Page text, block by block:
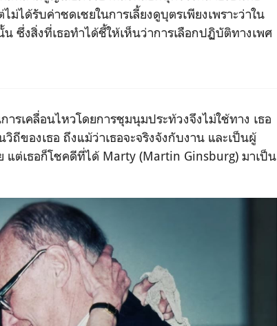
ม่ได้รับค่าชดเชยในการเลี้ยงดูบุตรเพียงเพราะว่าใน
ซึ่งสิ่งที่เธอทำได้ชี้ให้เห็นว่าการเลือกปฏิบัติทางเพศ
รเคลื่อนไหวโดยการชุมนุมประท้วงจึงไม่ใช้ทาง เธอ
ถีของเธอ ถึงแม้ว่าเธอจะจริงจังกับงาน และเป็นผู้
แต่เธอก็โชคดีที่ได้ Marty (Martin Ginsburg) มาเป็น